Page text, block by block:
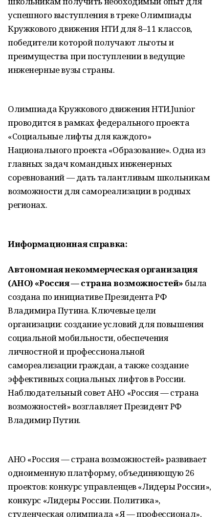
успешного выступления в треке Олимпиады
Кружкового движения НТИ для 8–11 классов,
победители которой получают льготы и
преимущества при поступлении в ведущие
инженерные вузы страны.
Олимпиада Кружкового движения НТИ.Junior
проводится в рамках федерального проекта
«Социальные лифты для каждого»
Национального проекта «Образование». Одна из
главных задач командных инженерных
соревнований — дать талантливым школьникам
возможности для самореализации в родных
регионах.
Информационная справка:
Автономная некоммерческая организация
(АНО) «Россия — страна возможностей» была
создана по инициативе Президента РФ
Владимира Путина. Ключевые цели
организации: создание условий для повышения
социальной мобильности, обеспечения
личностной и профессиональной
самореализации граждан, а также создание
эффективных социальных лифтов в России.
Наблюдательный совет АНО «Россия — страна
возможностей» возглавляет Президент РФ
Владимир Путин.
АНО «Россия — страна возможностей» развивает
одноименную платформу, объединяющую 26
проектов: конкурс управленцев «Лидеры России»,
конкурс «Лидеры России. Политика»,
студенческая олимпиада «Я — профессионал»,